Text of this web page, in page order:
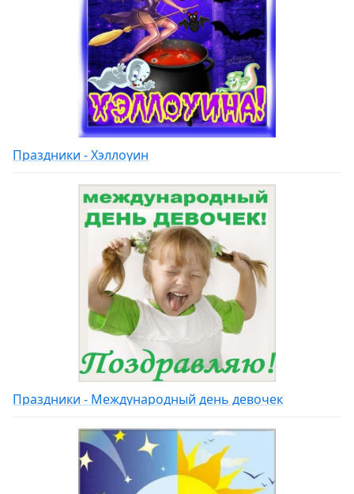
Праздники - Хэллоуин
Праздники - Международный день девочек